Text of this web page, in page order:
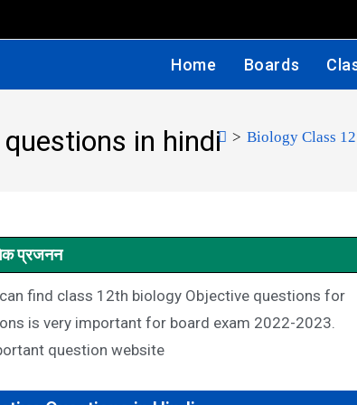
Home Boards
in hindi > Biology Class 12
प्रजनन
find class 12th biology Objective questions for
is very important for board exam 2022-2023.
question website